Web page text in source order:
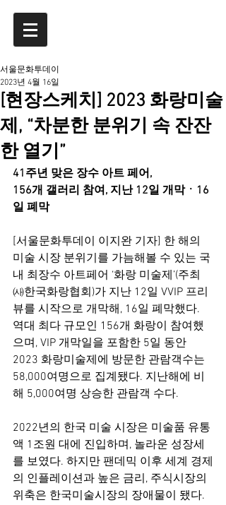
[현장스케치] 2023 화랑미술
제, “차분한 분위기 속 잔잔
한 열기”
서울문화투데이
2023년 4월 16일
41주년 맞은 장수 아트 페어,
156개 갤러리 참여, 지난 12일 개막ㆍ16
일 폐막
[서울문화투데이 이지완 기자] 한 해의
미술 시장 분위기를 가늠해볼 수 있는 국
내 최장수 아트페어 ‘화랑 미술제’(주최
㈔한국화랑협회)가 지난 12일 VVIP 프리
뷰를 시작으로 개막해, 16일 폐막했다.
역대 최다 규모인 156개 화랑이 참여했
으며, VIP 개막일을 포함한 5일 동안
2023 화랑미술제에 방문한 관람객수는
58,000여명으로 집계됐다. 지난해에 비
해 5,000여명 상승한 관람객 수다.
2022년의 한국 미술 시장은 미술품 유통
액 1조원 대에 진입하며, 놀라운 성장세
를 보였다. 하지만 팬데믹 이후 세계 경제
의 인플레이션과 높은 금리, 주식시장의
위축은 한국미술시장의 장애물이 됐다.